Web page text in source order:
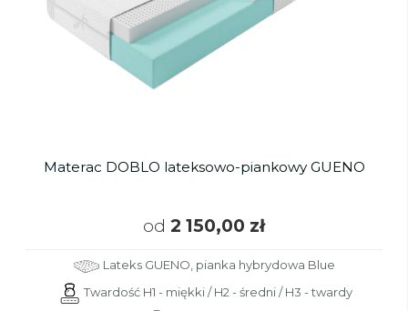
Materac DOBLO lateksowo-piankowy GUENO
od 2 150,00 zł
Lateks GUENO, pianka hybrydowa Blue
Twardość H1 - miękki / H2 - średni / H3 - twardy